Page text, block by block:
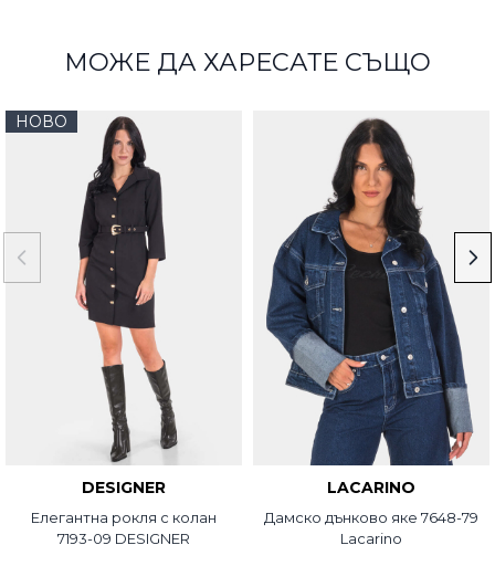
МОЖЕ ДА ХАРЕСАТЕ СЪЩО
НОВО
DESIGNER
Елегантна рокля с колан
7193-09 DESIGNER
LACARINO
Дамско дънково яке 7648-79
Lacarino